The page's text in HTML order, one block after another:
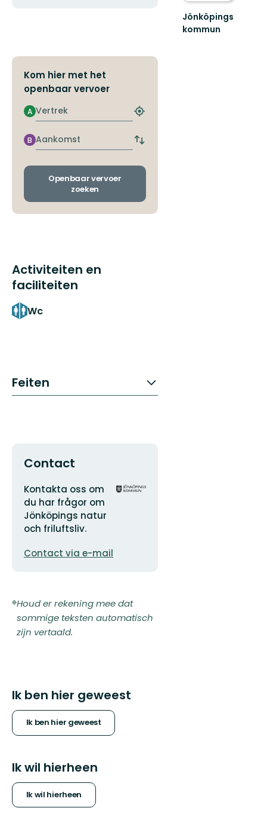
Kom hier met het
openbaar vervoer
Vertrek
A
Zoek
dichtstbijzijnde
halte
Aankomst
B
Wissel
en
Openbaar vervoer
zoeken
Activiteiten en
faciliteiten
Wc
Feiten
Contact
Adres
Kontakta oss om
du har frågor om
Jönköpings natur
och friluftsliv.
mailadres
Contact via e-mail
Organisatie-
Houd er rekening mee dat
sommige teksten automatisch
zijn vertaald.
Ik ben hier geweest
Ik ben hier geweest
Ik wil hierheen
Ik wil hierheen
Jönköpings
kommun